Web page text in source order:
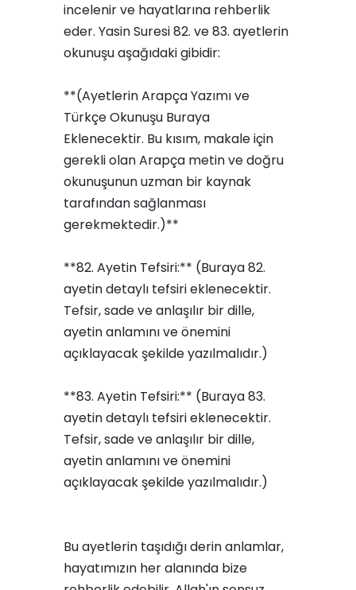
incelenir ve hayatlarına rehberlik
eder. Yasin Suresi 82. ve 83. ayetlerin
okunuşu aşağıdaki gibidir:
**(Ayetlerin Arapça Yazımı ve
Türkçe Okunuşu Buraya
Eklenecektir. Bu kısım, makale için
gerekli olan Arapça metin ve doğru
okunuşunun uzman bir kaynak
tarafından sağlanması
gerekmektedir.)**
**82. Ayetin Tefsiri:** (Buraya 82.
ayetin detaylı tefsiri eklenecektir.
Tefsir, sade ve anlaşılır bir dille,
ayetin anlamını ve önemini
açıklayacak şekilde yazılmalıdır.)
**83. Ayetin Tefsiri:** (Buraya 83.
ayetin detaylı tefsiri eklenecektir.
Tefsir, sade ve anlaşılır bir dille,
ayetin anlamını ve önemini
açıklayacak şekilde yazılmalıdır.)
Bu ayetlerin taşıdığı derin anlamlar,
hayatımızın her alanında bize